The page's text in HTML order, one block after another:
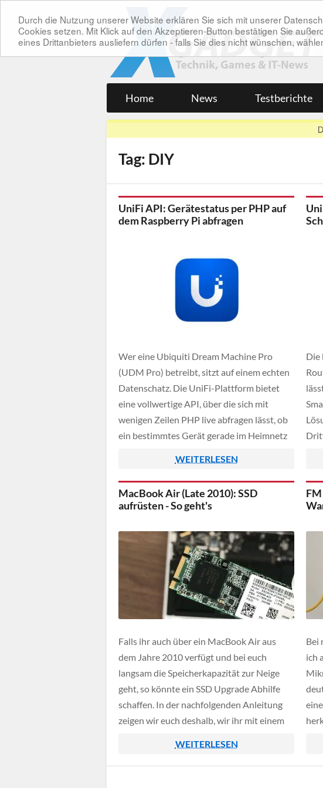
Durch die Nutzung unserer Website erklären Sie sich mit unserer
Cookies setzen. Mit Klick auf den Akzeptieren-Button bestätigen Sie
eines Drittanbieters ausliefern dürfen - falls Sie dies nicht wünschen,
Home News Testberichte
Tag: DIY
UniFi API: Gerätestatus per PHP auf
dem Raspberry Pi abfragen
Wer eine Ubiquiti Dream Machine Pro
(UDM Pro) betreibt, sitzt auf einem echten
Datenschatz. Die UniFi-Plattform bietet
eine vollwertige API, über die sich mit
wenigen Zeilen PHP live abfragen lässt, ob
ein bestimmtes Gerät gerade im Heimnetz
für smarte Anwesenheitserkennung – etwa
zum automatischen Schalten von Lichtern,
[…]
WEITERLESEN
Die
MacBook Air (Late 2010): SSD
aufrüsten - So geht's
Falls ihr auch über ein MacBook Air aus
dem Jahre 2010 verfügt und bei euch
langsam die Speicherkapazität zur Neige
geht, so könnte ein SSD Upgrade Abhilfe
schaffen. In der nachfolgenden Anleitung
zeigen wir euch deshalb, wir ihr mit einem
SATA-SSD im NGFF-Format das Gerät
relativ leicht aufrüsten könnt.
WEITERLESEN
Bei
ich